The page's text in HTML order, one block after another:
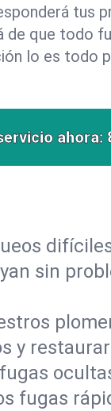
tus
de que todo
lo es todo
ahora:
sin
y
fugas